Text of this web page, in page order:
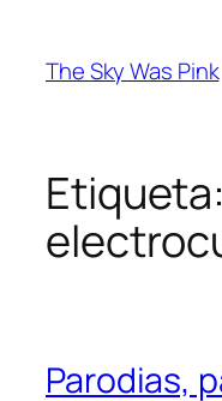
contenido
The Sky Was Pink
Etiqueta:
Parodias,